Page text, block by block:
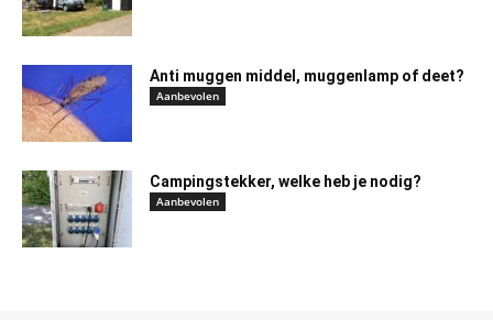
Anti muggen middel, muggenlamp of deet?
Aanbevolen
Campingstekker, welke heb je nodig?
Aanbevolen